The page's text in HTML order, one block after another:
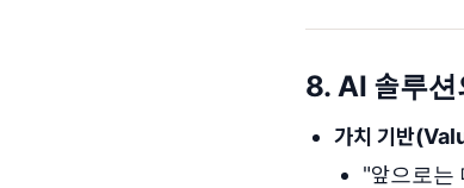
8. AI 솔루
가치 기반
"앞으로는